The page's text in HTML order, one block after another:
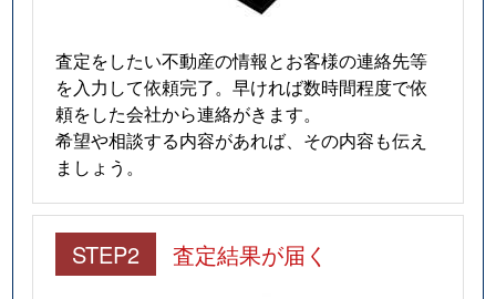
査定をしたい不動産の情報とお客様の連絡先等
を入力して依頼完了。早ければ数時間程度で依
頼をした会社から連絡がきます。
希望や相談する内容があれば、その内容も伝え
ましょう。
STEP2 査定結果が届く